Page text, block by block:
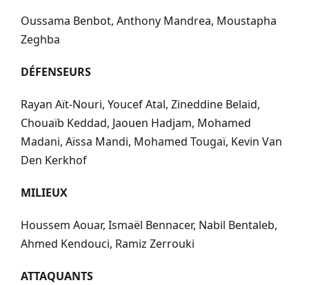
Oussama Benbot, Anthony Mandrea, Moustapha
Zeghba
DÉFENSEURS
Rayan Aït-Nouri, Youcef Atal, Zineddine Belaid,
Chouaïb Keddad, Jaouen Hadjam, Mohamed
Madani, Aïssa Mandi, Mohamed Tougaï, Kevin Van
Den Kerkhof
MILIEUX
Houssem Aouar, Ismaël Bennacer, Nabil Bentaleb,
Ahmed Kendouci, Ramiz Zerrouki
ATTAQUANTS